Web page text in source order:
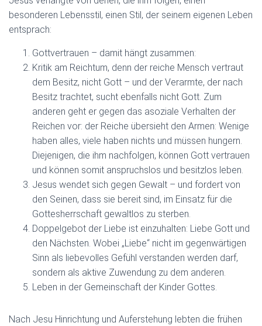
besonderen Lebensstil, einen Stil, der seinem eigenen Leben
entsprach:
Gottvertrauen – damit hängt zusammen:
Kritik am Reichtum, denn der reiche Mensch vertraut
dem Besitz, nicht Gott – und der Verarmte, der nach
Besitz trachtet, sucht ebenfalls nicht Gott. Zum
anderen geht er gegen das asoziale Verhalten der
Reichen vor: der Reiche übersieht den Armen: Wenige
haben alles, viele haben nichts und müssen hungern.
Diejenigen, die ihm nachfolgen, können Gott vertrauen
und können somit anspruchslos und besitzlos leben.
Jesus wendet sich gegen Gewalt – und fordert von
den Seinen, dass sie bereit sind, im Einsatz für die
Gottesherrschaft gewaltlos zu sterben.
Doppelgebot der Liebe ist einzuhalten: Liebe Gott und
den Nächsten. Wobei „Liebe“ nicht im gegenwärtigen
Sinn als liebevolles Gefühl verstanden werden darf,
sondern als aktive Zuwendung zu dem anderen.
Leben in der Gemeinschaft der Kinder Gottes.
Nach Jesu Hinrichtung und Auferstehung lebten die frühen